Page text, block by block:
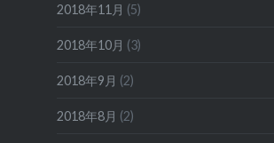
2018年11月 (5)
2018年10月 (3)
2018年9月 (2)
2018年8月 (2)